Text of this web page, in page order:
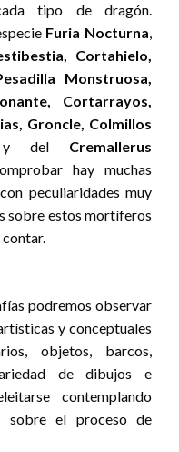
tipo de dragón.
Furia Nocturna,
Cortahielo,
Monstruosa,
Cortarrayos,
Groncle, Colmillos
del Cremallerus
hay muchas
peculiaridades muy
sobre estos mortíferos
contar.
podremos observar
y conceptuales
objetos, barcos,
de dibujos e
contemplando
sobre el proceso de